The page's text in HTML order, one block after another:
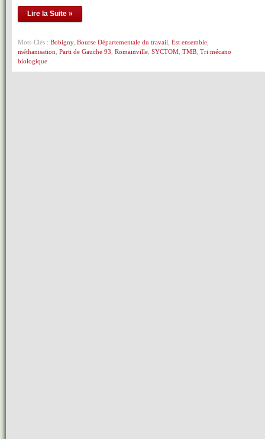
Lire la Suite »
Mots-Clés : Bobigny, Bourse Départementale du travail Est ensemble
méthanisation Parti de Gauche 93 Romainville SYCTOM TMB Tri mécano
biologique